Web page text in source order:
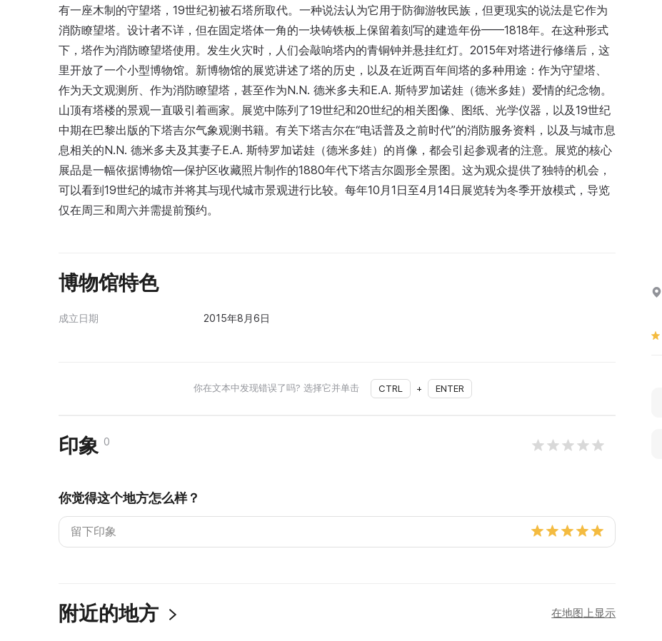
有一座木制的守望塔，19世纪初被石塔所取代。一种说法认为它用于防御游牧民族，但更现实的说法是它作为
消防瞭望塔。设计者不详，但在固定塔体一角的一块铸铁板上保留着刻写的建造年份——1818年。在这种形式
下，塔作为消防瞭望塔使用。发生火灾时，人们会敲响塔内的青铜钟并悬挂红灯。2015年对塔进行修缮后，这
里开放了一个小型博物馆。新博物馆的展览讲述了塔的历史，以及在近两百年间塔的多种用途：作为守望塔、
作为天文观测所、作为消防瞭望塔，甚至作为N.N. 德米多夫和E.A. 斯特罗加诺娃（德米多娃）爱情的纪念物。
山顶有塔楼的景观一直吸引着画家。展览中陈列了19世纪和20世纪的相关图像、图纸、光学仪器，以及19世纪
中期在巴黎出版的下塔吉尔气象观测书籍。有关下塔吉尔在“电话普及之前时代”的消防服务资料，以及与城市息
息相关的N.N. 德米多夫及其妻子E.A. 斯特罗加诺娃（德米多娃）的肖像，都会引起参观者的注意。展览的核心
展品是一幅依据博物馆—保护区收藏照片制作的1880年代下塔吉尔圆形全景图。这为观众提供了独特的机会，
可以看到19世纪的城市并将其与现代城市景观进行比较。每年10月1日至4月14日展览转为冬季开放模式，导览
仅在周三和周六并需提前预约。
博物馆特色
成立日期 2015年8月6日
你在文本中发现错误了吗? 选择它并单击 CTRL + ENTER
印象 0
你觉得这个地方怎么样？
附近的地方 在地图上显示